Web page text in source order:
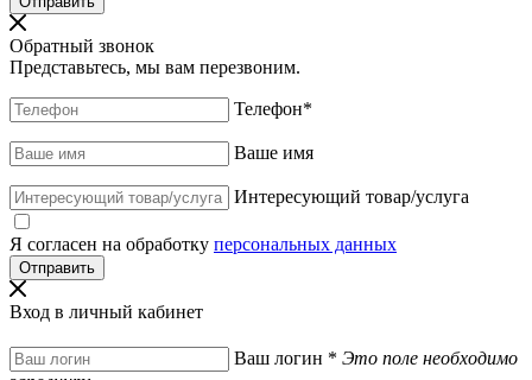
Обратный звонок
Представьтесь, мы вам перезвоним.
Телефон*
Ваше имя
Интересующий товар/услуга
Я согласен на обработку персональных данных
Вход в личный кабинет
Ваш логин * Это поле необходимо